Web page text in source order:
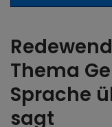
Thema
Sprache
sagt